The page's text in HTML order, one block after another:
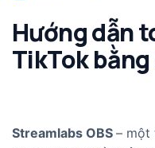
Hướng dẫn
TikTok
Streamlabs OBS – một